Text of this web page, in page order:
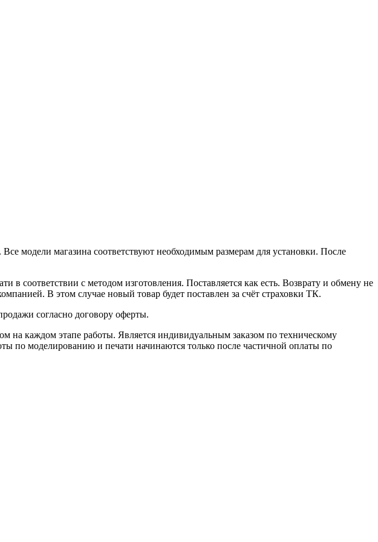
модели магазина соответствуют необходимым размерам для установки. После
соответствии с методом изготовления. Поставляется как есть. Возврату и обмену не
В этом случае новый товар будет поставлен за счёт страховки ТК.
согласно договору оферты.
на каждом этапе работы. Является индивидуальным заказом по техническому
по моделированию и печати начинаются только после частичной оплаты по